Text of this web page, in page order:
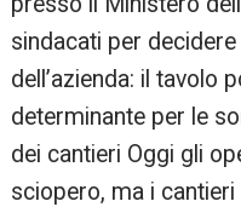
sindacati per
dell’azienda: il tavolo
determinante per le
dei cantieri Oggi gli
sciopero, ma i